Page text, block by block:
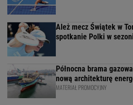
Ależ mecz Świątek w
spotkanie Polki w
Północna brama
nową architekturę
MATERIAŁ PROMOCYJNY